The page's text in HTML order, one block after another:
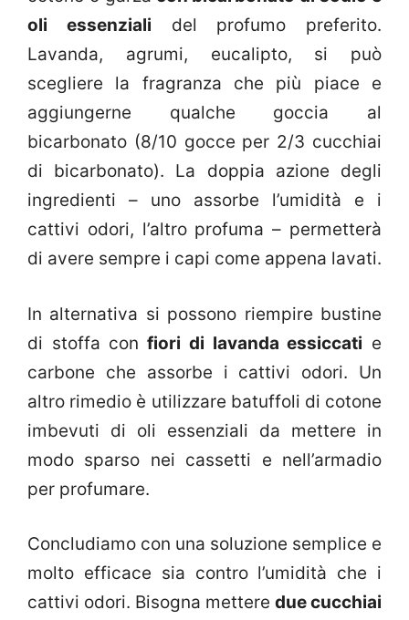
oli essenziali del profumo preferito.
Lavanda, agrumi, eucalipto, si può
scegliere la fragranza che più piace e
aggiungerne qualche goccia al
bicarbonato (8/10 gocce per 2/3 cucchiai
di bicarbonato). La doppia azione degli
ingredienti – uno assorbe l’umidità e i
cattivi odori, l’altro profuma – permetterà
di avere sempre i capi come appena lavati.
In alternativa si possono riempire bustine
di stoffa con fiori di lavanda essiccati e
carbone che assorbe i cattivi odori. Un
altro rimedio è utilizzare batuffoli di cotone
imbevuti di oli essenziali da mettere in
modo sparso nei cassetti e nell’armadio
per profumare.
Concludiamo con una soluzione semplice e
molto efficace sia contro l’umidità che i
cattivi odori. Bisogna mettere due cucchiai